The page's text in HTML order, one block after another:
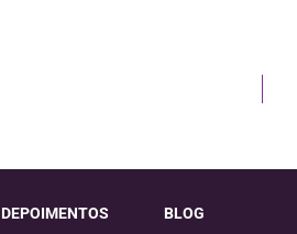
DEPOIMENTOS BLOG